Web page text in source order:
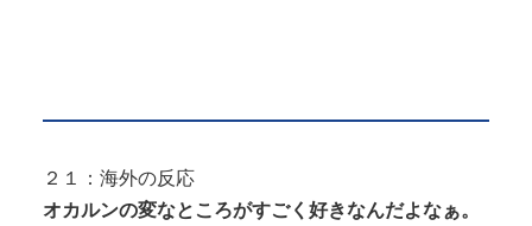
２１：海外の反応
オカルンの変なところがすごく好きなんだよなぁ。